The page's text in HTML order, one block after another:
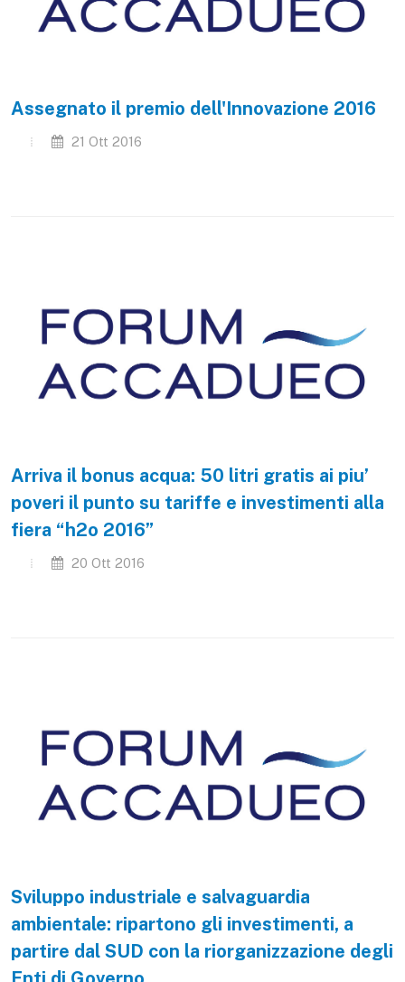
Assegnato il premio dell'Innovazione 2016
21 Ott 2016
Arriva il bonus acqua: 50 litri gratis ai piu’
poveri il punto su tariffe e investimenti alla
fiera “h2o 2016”
20 Ott 2016
Sviluppo industriale e salvaguardia
ambientale: ripartono gli investimenti, a
partire dal SUD con la riorganizzazione degli